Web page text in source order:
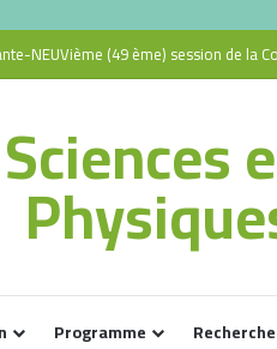
NEUVième (49 ème) session de la
Programme